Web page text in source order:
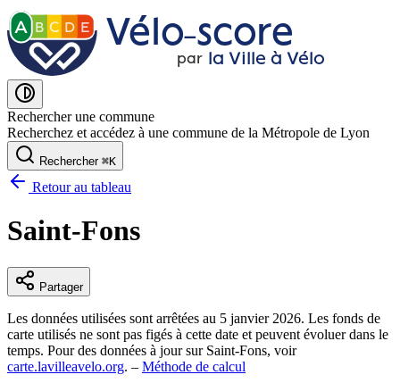
E
D
C
B
A
la Ville à Vélo
par
Vélo˗score
Rechercher une commune
Recherchez et accédez à une commune de la Métropole de Lyon
Rechercher ⌘K
Retour au tableau
Saint-Fons
Partager
Les données utilisées sont arrêtées au 5 janvier 2026. Les fonds de
carte utilisés ne sont pas figés à cette date et peuvent évoluer dans le
temps. Pour des données à jour sur Saint-Fons, voir
carte.lavilleavelo.org. – Méthode de calcul